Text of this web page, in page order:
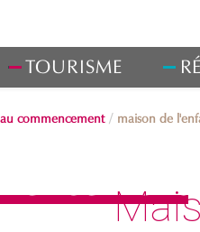
TOURISME
au commencement maison de